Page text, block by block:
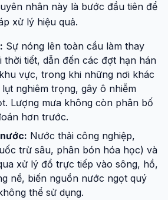
nhân này là bước đầu tiên để
xử lý hiệu quả.
Sự nóng lên toàn cầu làm thay
thời tiết, dẫn đến các đợt hạn hán
vực, trong khi những nơi khác
nghiêm trọng, gây ô nhiễm
Lượng mưa không còn phân bố
hơn trước.
Nước thải công nghiệp,
trừ sâu, phân bón hóa học) và
xử lý đổ trực tiếp vào sông, hồ,
nề, biến nguồn nước ngọt quý
thể sử dụng.